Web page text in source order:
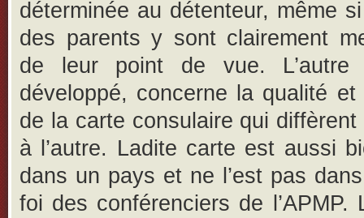
déterminée au détenteur, même
des parents y sont clairement
de leur point de vue. L’autre
développé, concerne la qualité
de la carte consulaire qui diffèrent
à l’autre. Ladite carte est aussi
dans un pays et ne l’est pas
foi des conférenciers de l’APMP.